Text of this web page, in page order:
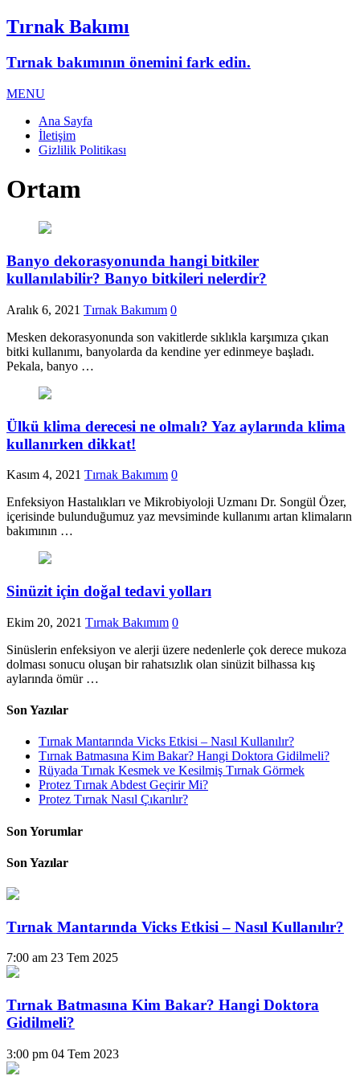
Tırnak Bakımı
Tırnak bakımının önemini fark edin.
MENU
Ana Sayfa
İletişim
Gizlilik Politikası
Ortam
Banyo dekorasyonunda hangi bitkiler
kullanılabilir? Banyo bitkileri nelerdir?
Aralık 6, 2021 Tırnak Bakımım 0
Mesken dekorasyonunda son vakitlerde sıklıkla karşımıza çıkan
bitki kullanımı, banyolarda da kendine yer edinmeye başladı.
Pekala, banyo …
Ülkü klima derecesi ne olmalı? Yaz aylarında klima
kullanırken dikkat!
Kasım 4, 2021 Tırnak Bakımım 0
​Enfeksiyon Hastalıkları ve Mikrobiyoloji Uzmanı Dr. Songül Özer,
içerisinde bulunduğumuz yaz mevsiminde kullanımı artan klimaların
bakımının …
Sinüzit için doğal tedavi yolları
Ekim 20, 2021 Tırnak Bakımım 0
Sinüslerin enfeksiyon ve alerji üzere nedenlerle çok derece mukoza
dolması sonucu oluşan bir rahatsızlık olan sinüzit bilhassa kış
aylarında ömür …
Son Yazılar
Tırnak Mantarında Vicks Etkisi – Nasıl Kullanılır?
Tırnak Batmasına Kim Bakar? Hangi Doktora Gidilmeli?
Rüyada Tırnak Kesmek ve Kesilmiş Tırnak Görmek
Protez Tırnak Abdest Geçirir Mi?
Protez Tırnak Nasıl Çıkarılır?
Son Yorumlar
Son Yazılar
Tırnak Mantarında Vicks Etkisi – Nasıl Kullanılır?
7:00 am 23 Tem 2025
Tırnak Batmasına Kim Bakar? Hangi Doktora
Gidilmeli?
3:00 pm 04 Tem 2023